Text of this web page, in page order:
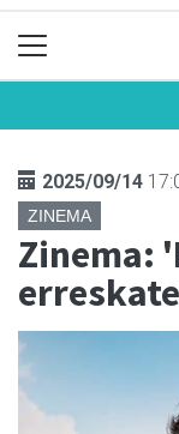
2025/09/14
ZINEMA
Zinema: